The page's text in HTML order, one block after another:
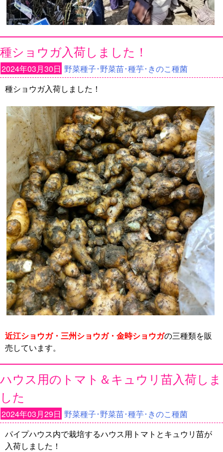
種ショウガ入荷しました！
2024年03月30日 野菜種子･野菜苗･種芋･きのこ種菌
種ショウガ入荷しました！
近江ショウガ・三州ショウガ・金時ショウガの三種類を販
売しています。
ハウス用のトマト＆キュウリ苗入荷しま
した
2024年03月29日 野菜種子･野菜苗･種芋･きのこ種菌
パイプハウス内で栽培するハウス用トマトとキュウリ苗が
入荷しました！